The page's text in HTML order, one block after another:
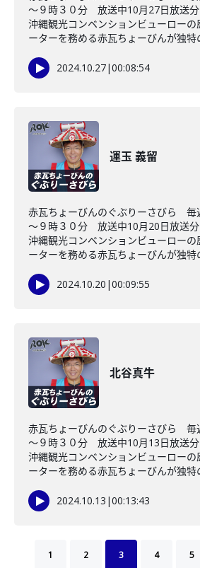
～９時３０分 放送中10月27日放送
沖縄観光コンベンションビューローの
ーターを務める赤瓦ちょーびんが独特
2024.10.27|00:08:54
運玉 義留
赤瓦ちょーびんのぐぶりーさびら
～９時３０分 放送中10月20日放送
沖縄観光コンベンションビューローの
ーターを務める赤瓦ちょーびんが独特
2024.10.20 |00:09:55
北谷真牛
赤瓦ちょーびんのぐぶりーさびら
～９時３０分 放送中10月13日放送
沖縄観光コンベンションビューローの
ーターを務める赤瓦ちょーびんが独特
2024.10.13 |00:13:43
1 2 3 4 5